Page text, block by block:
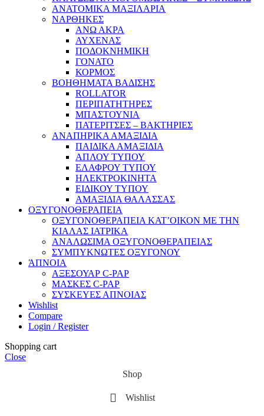
ΑΝΑΤΟΜΙΚΑ ΜΑΞΙΛΑΡΙΑ
ΝΑΡΘΗΚΕΣ
ΑΝΩ ΑΚΡΑ
ΑΥΧΕΝΑΣ
ΠΟΔΟΚΝΗΜΙΚΗ
ΓΟΝΑΤΟ
ΚΟΡΜΟΣ
ΒΟΗΘΗΜΑΤΑ ΒΑΔΙΣΗΣ
ROLLATOR
ΠΕΡΙΠΑΤΗΤΗΡΕΣ
ΜΠΑΣΤΟΥΝΙΑ
ΠΑΤΕΡΙΤΣΕΣ – ΒΑΚΤΗΡΙΕΣ
ΑΝΑΠΗΡΙΚΑ ΑΜΑΞΙΔΙΑ
ΠΑΙΔΙΚΑ ΑΜΑΞΙΔΙΑ
ΑΠΛΟΥ ΤΥΠΟΥ
ΕΛΑΦΡΟΥ ΤΥΠΟΥ
ΗΛΕΚΤΡΟΚΙΝΗΤΑ
ΕΙΔΙΚΟΥ ΤΥΠΟΥ
ΑΜΑΞΙΔΙΑ ΘΑΛΑΣΣΑΣ
ΟΞΥΓΟΝΟΘΕΡΑΠΕΙΑ
ΟΞΥΓΟΝΟΘΕΡΑΠΕΙΑ ΚΑΤ’ΟΙΚΟΝ ΜΕ ΤΗΝ
ΚΙΑΛΑΣ ΙΑΤΡΙΚΑ
ΑΝΑΛΩΣΙΜΑ ΟΞΥΓΟΝΟΘΕΡΑΠΕΙΑΣ
ΣΥΜΠΥΚΝΩΤΕΣ ΟΞΥΓΟΝΟΥ
ΆΠΝΟΙΑ
ΑΞΕΣΟΥΑΡ C-PAP
ΜΑΣΚΕΣ C-PAP
ΣΥΣΚΕΥΕΣ ΑΠΝΟΙΑΣ
Wishlist
Compare
Login / Register
Shopping cart
Close
Shop
Wishlist